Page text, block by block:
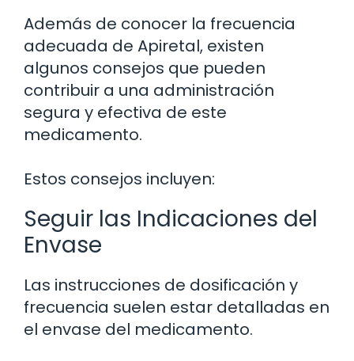
Además de conocer la frecuencia
adecuada de Apiretal, existen
algunos consejos que pueden
contribuir a una administración
segura y efectiva de este
medicamento.
Estos consejos incluyen:
Seguir las Indicaciones del
Envase
Las instrucciones de dosificación y
frecuencia suelen estar detalladas en
el envase del medicamento.